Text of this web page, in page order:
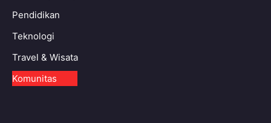
Pendidikan
Teknologi
Travel & Wisata
Komunitas